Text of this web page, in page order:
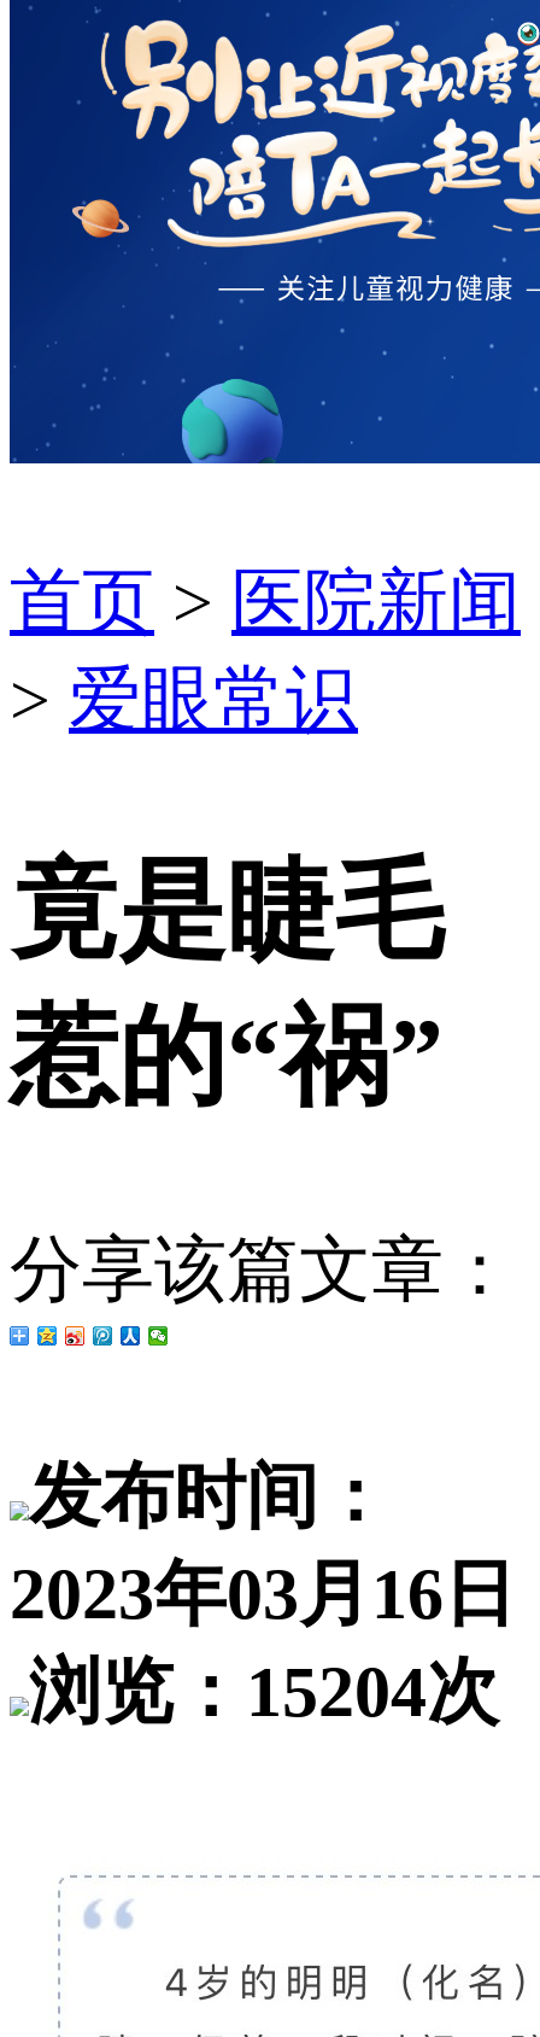
首页 > 医院新闻
> 爱眼常识
竟是睫毛
惹的“祸”
分享该篇文章：
发布时间：
2023年03月16日
浏览：15204次